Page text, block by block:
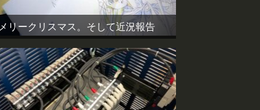
メリークリスマス。そして近況報告